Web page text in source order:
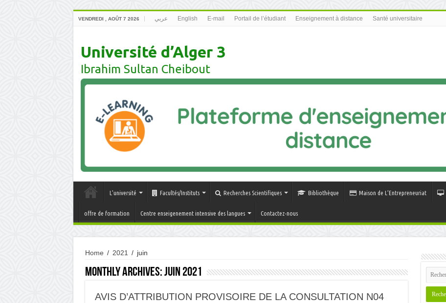
VENDREDI , AOÛT 7 2026 عربي English E-mail Portail de l’étudiant Enseignement à distance Santé universitaire
Université d’Alger 3
Ibrahim Sultan Cheibout
L’université Facultés/Instituts Recherches Scientifiques Bibliothèque Maison de L’Entrepreneuriat
offre de formation Centre enseigenement intensive des langues Contactez-nous
Home / 2021 / juin
Monthly Archives:juin 2021
AVIS D’ATTRIBUTION PROVISOIRE DE LA CONSULTATION N04